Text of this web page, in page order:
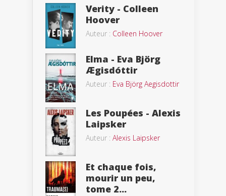
Verity - Colleen
Hoover
Auteur : Colleen Hoover
Elma - Eva Björg
Ægisdóttir
Auteur : Eva Björg Aegisdottir
Les Poupées - Alexis
Laipsker
Auteur : Alexis Laipsker
Et chaque fois,
mourir un peu,
tome 2...